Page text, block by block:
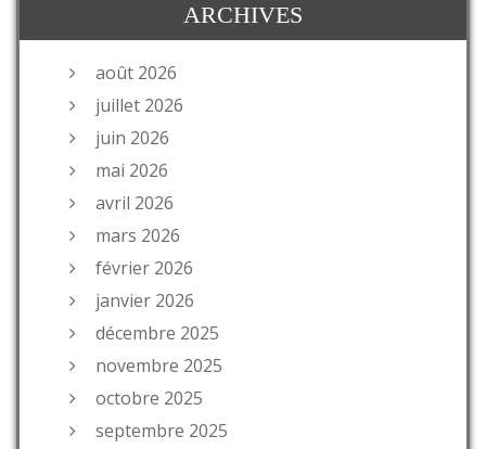
ARCHIVES
août 2026
juillet 2026
juin 2026
mai 2026
avril 2026
mars 2026
février 2026
janvier 2026
décembre 2025
novembre 2025
octobre 2025
septembre 2025